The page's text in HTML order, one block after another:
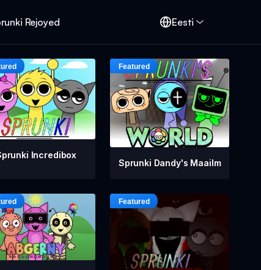
Rejoyed Eesti
Incredibox
Sprunki Dandy's Maailm